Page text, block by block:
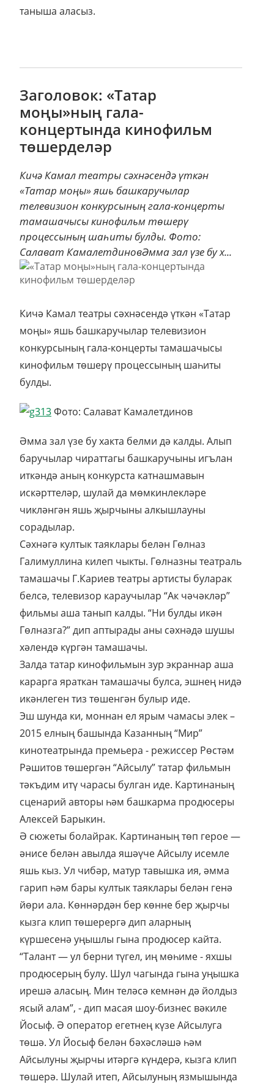
таныша аласыз.
Заголовок: «Татар
моңы»ның гала-
концертында кинофильм
төшерделәр
Кичә Камал театры сәхнәсендә үткән
«Татар моңы» яшь башкаручылар
телевизион конкурсының гала-концерты
тамашачысы кинофильм төшерү
процессының шаһиты булды. Фото:
Салават КамалетдиновӘмма зал үзе бу х...
Кичә Камал театры сәхнәсендә үткән «Татар
моңы» яшь башкаручылар телевизион
конкурсының гала-концерты тамашачысы
кинофильм төшерү процессының шаһиты
булды.
Фото: Салават Камалетдинов
Әмма зал үзе бу хакта белми дә калды. Алып
баручылар чираттагы башкаручыны игълан
иткәндә аның конкурста катнашмавын
искәрттеләр, шулай да мөмкинлекләре
чикләнгән яшь җырчыны алкышлауны
сорадылар.
Сәхнәгә култык таяклары белән Гөлназ
Галимуллина килеп чыкты. Гөлназны театраль
тамашачы Г.Кариев театры артисты буларак
белсә, телевизор караучылар “Ак чәчәкләр”
фильмы аша танып калды. “Ни булды икән
Гөлназга?” дип аптырады аны сәхнәдә шушы
хәлендә күргән тамашачы.
Залда татар кинофильмын зур экраннар аша
карарга яраткан тамашачы булса, эшнең нидә
икәнлеген тиз төшенгән булыр иде.
Эш шунда ки, моннан ел ярым чамасы элек –
2015 елның башында Казанның “Мир”
кинотеатрында премьера - режиссер Рөстәм
Рәшитов төшергән “Айсылу” татар фильмын
тәкъдим итү чарасы булган иде. Картинаның
сценарий авторы һәм башкарма продюсеры
Алексей Барыкин.
Ә сюжеты болайрак. Картинаның төп герое —
әнисе белән авылда яшәүче Айсылу исемле
яшь кыз. Ул чибәр, матур тавышка ия, әмма
гарип һәм бары култык таяклары белән генә
йөри ала. Көннәрдән бер көнне бер җырчы
кызга клип төшерергә дип аларның
күршесенә уңышлы гына продюсер кайта.
“Талант — ул берни түгел, иң мөһиме - яхшы
продюсерың булу. Шул чагында гына уңышка
ирешә аласың. Мин теләсә кемнән дә йолдыз
ясый алам”, - дип масая шоу-бизнес вәкиле
Йосыф. Ә оператор егетнең күзе Айсылуга
төшә. Ул Йосыф белән бәхәсләшә һәм
Айсылуны җырчы итәргә күндерә, кызга клип
төшерә. Шулай итеп, Айсылуның язмышында